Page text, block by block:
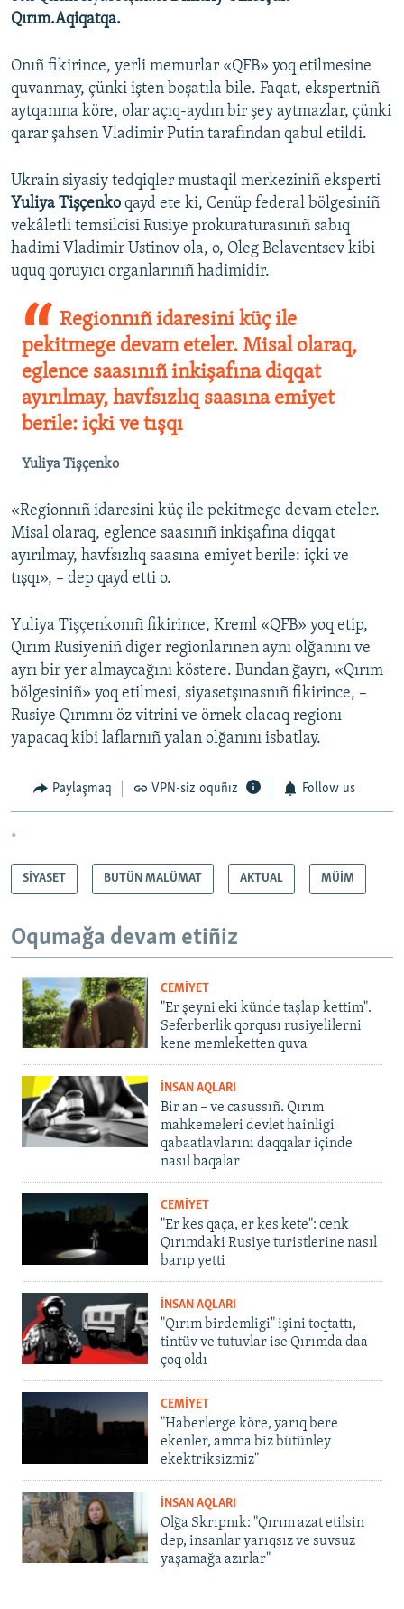
Qırım.Aqiqatqa.
Onıñ fikirince, yerli memurlar «QFB» yoq etilmesine
quvanmay, çünki işten boşatıla bile. Faqat, ekspertniñ
aytqanına köre, olar açıq-aydın bir şey aytmazlar, çünki
qarar şahsen Vladimir Putin tarafından qabul etildi.
Ukrain siyasiy tedqiqler mustaqil merkeziniñ eksperti
Yuliya Tişçenko qayd ete ki, Cenüp federal bölgesiniñ
vekâletli temsilcisi Rusiye prokuraturasınıñ sabıq
hadimi Vladimir Ustinov ola, o, Oleg Belaventsev kibi
uquq qoruyıcı organlarınıñ hadimidir.
Regionnıñ idaresini küç ile
pekitmege devam eteler. Misal olaraq,
eglence saasınıñ inkişafına diqqat
ayırılmay, havfsızlıq saasına emiyet
berile: içki ve tışqı
Yuliya Tişçenko
«Regionnıñ idaresini küç ile pekitmege devam eteler.
Misal olaraq, eglence saasınıñ inkişafına diqqat
ayırılmay, havfsızlıq saasına emiyet berile: içki ve
tışqı», – dep qayd etti o.
Yuliya Tişçenkonıñ fikirince, Kreml «QFB» yoq etip,
Qırım Rusiyeniñ diger regionlarınen aynı olğanını ve
ayrı bir yer almaycağını köstere. Bundan ğayrı, «Qırım
bölgesiniñ» yoq etilmesi, siyasetşınasnıñ fikirince, –
Rusiye Qırımnı öz vitrini ve örnek olacaq regionı
yapacaq kibi laflarnıñ yalan olğanını isbatlay.
Paylaşmaq VPN-siz oquñız Follow us
*
SİYASET BUTÜN MALÜMAT AKTUAL MÜİM
Oqumağa devam etiñiz
CEMİYET
"Er şeyni eki künde taşlap kettim".
Seferberlik qorqusı rusiyelilerni
kene memleketten quva
İNSAN AQLARI
Bir an – ve casussıñ. Qırım
mahkemeleri devlet hainligi
qabaatlavlarını daqqalar içinde
nasıl baqalar
CEMİYET
"Er kes qaça, er kes kete": cenk
Qırımdaki Rusiye turistlerine nasıl
barıp yetti
İNSAN AQLARI
"Qırım birdemligi" işini toqtattı,
tintüv ve tutuvlar ise Qırımda daa
çoq oldı
CEMİYET
"Haberlerge köre, yarıq bere
ekenler, amma biz bütünley
ekektriksizmiz"
İNSAN AQLARI
Olğa Skrıpnık: "Qırım azat etilsin
dep, insanlar yarıqsız ve suvsuz
yaşamağa azırlar"